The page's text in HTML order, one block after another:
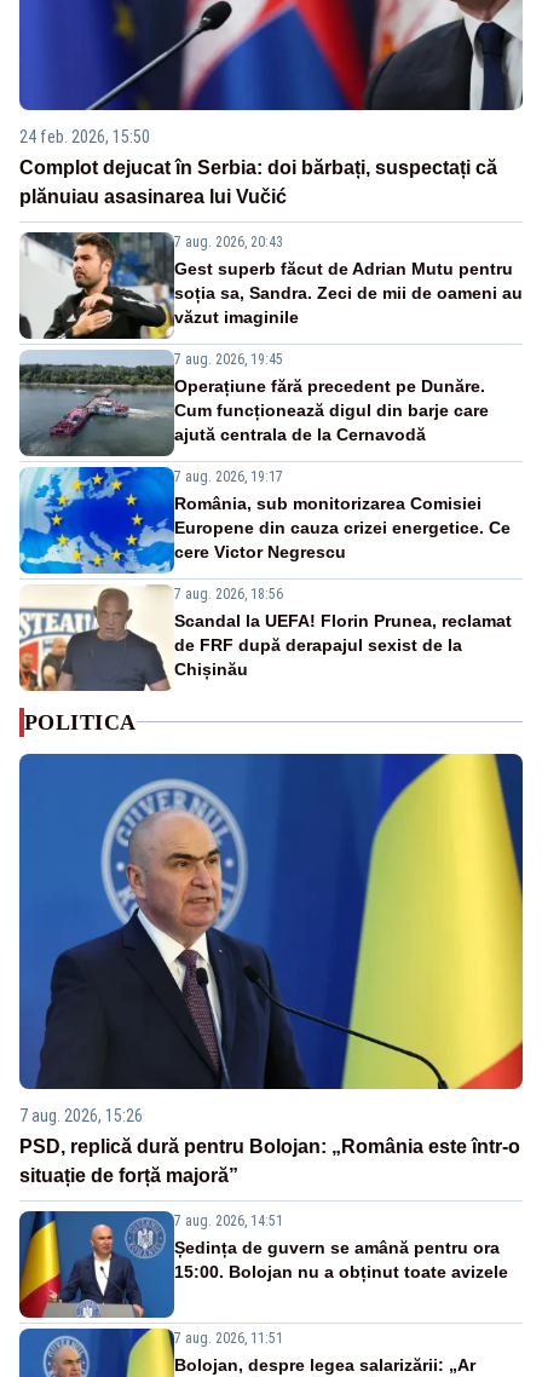
24 feb. 2026, 15:50
Complot dejucat în Serbia: doi bărbați, suspectați că
plănuiau asasinarea lui Vučić
7 aug. 2026, 20:43
Gest superb făcut de Adrian Mutu pentru
soția sa, Sandra. Zeci de mii de oameni au
văzut imaginile
7 aug. 2026, 19:45
Operațiune fără precedent pe Dunăre.
Cum funcționează digul din barje care
ajută centrala de la Cernavodă
7 aug. 2026, 19:17
România, sub monitorizarea Comisiei
Europene din cauza crizei energetice. Ce
cere Victor Negrescu
7 aug. 2026, 18:56
Scandal la UEFA! Florin Prunea, reclamat
de FRF după derapajul sexist de la
Chișinău
POLITICA
7 aug. 2026, 15:26
PSD, replică dură pentru Bolojan: „România este într-o
situație de forță majoră”
7 aug. 2026, 14:51
Ședința de guvern se amână pentru ora
15:00. Bolojan nu a obținut toate avizele
7 aug. 2026, 11:51
Bolojan, despre legea salarizării: „Ar